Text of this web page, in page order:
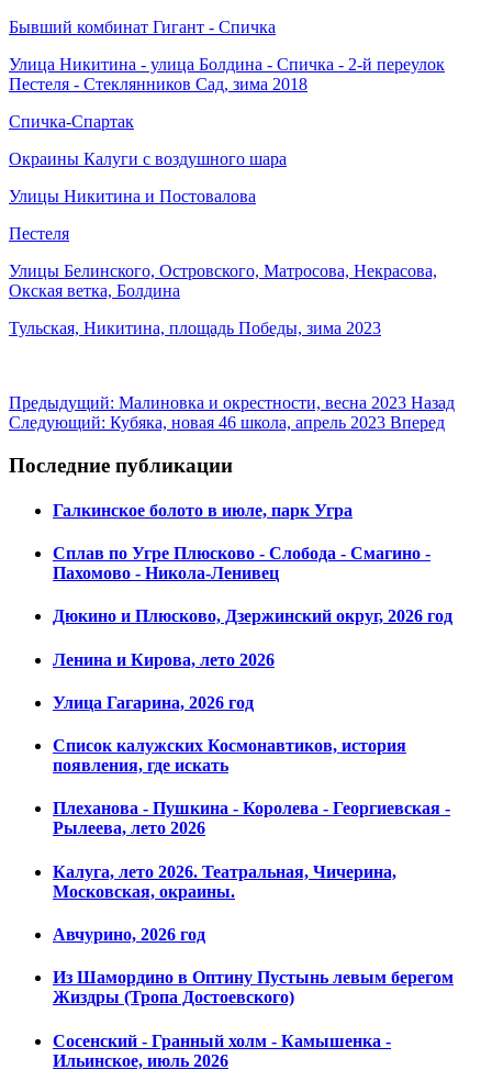
Бывший комбинат Гигант - Спичка
Улица Никитина - улица Болдина - Спичка - 2-й переулок
Пестеля - Стеклянников Сад, зима 2018
Спичка-Спартак
Окраины Калуги с воздушного шара
Улицы Никитина и Постовалова
Пестеля
Улицы Белинского, Островского, Матросова, Некрасова,
Окская ветка, Болдина
Тульская, Никитина, площадь Победы, зима 2023
Предыдущий: Малиновка и окрестности, весна 2023 Назад
Следующий: Кубяка, новая 46 школа, апрель 2023 Вперед
Последние публикации
Галкинское болото в июле, парк Угра
Сплав по Угре Плюсково - Слобода - Смагино -
Пахомово - Никола-Ленивец
Дюкино и Плюсково, Дзержинский округ, 2026 год
Ленина и Кирова, лето 2026
Улица Гагарина, 2026 год
Список калужских Космонавтиков, история
появления, где искать
Плеханова - Пушкина - Королева - Георгиевская -
Рылеева, лето 2026
Калуга, лето 2026. Театральная, Чичерина,
Московская, окраины.
Авчурино, 2026 год
Из Шамордино в Оптину Пустынь левым берегом
Жиздры (Тропа Достоевского)
Сосенский - Гранный холм - Камышенка -
Ильинское, июль 2026